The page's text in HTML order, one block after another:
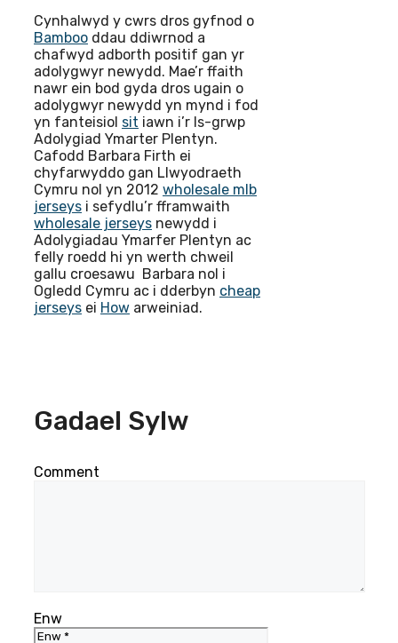
Cynhalwyd y cwrs dros gyfnod o
Bamboo ddau ddiwrnod a
chafwyd adborth positif gan yr
adolygwyr newydd. Mae’r ffaith
nawr ein bod gyda dros ugain o
adolygwyr newydd yn mynd i fod
yn fanteisiol sit iawn i’r Is-grwp
Adolygiad Ymarter Plentyn.
Cafodd Barbara Firth ei
chyfarwyddo gan Llwyodraeth
Cymru nol yn 2012 wholesale mlb
jerseys i sefydlu’r fframwaith
wholesale jerseys newydd i
Adolygiadau Ymarfer Plentyn ac
felly roedd hi yn werth chweil
gallu croesawu Barbara nol i
Ogledd Cymru ac i dderbyn cheap
jerseys ei How arweiniad.
Gadael Sylw
Comment
Enw